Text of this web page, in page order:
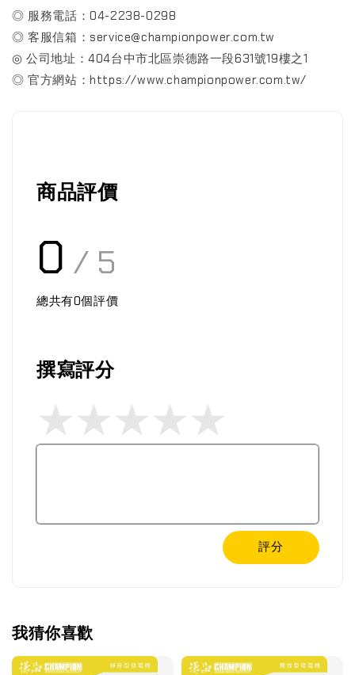
◎ 服務電話：04-2238-0298
◎ 客服信箱：service@championpower.com.tw
◎ 公司地址：404台中市北區崇德路一段631號19樓之1
◎ 官方網站：https://www.championpower.com.tw/
商品評價
0 / 5
總共有0個評價
撰寫評分
評分
我猜你喜歡